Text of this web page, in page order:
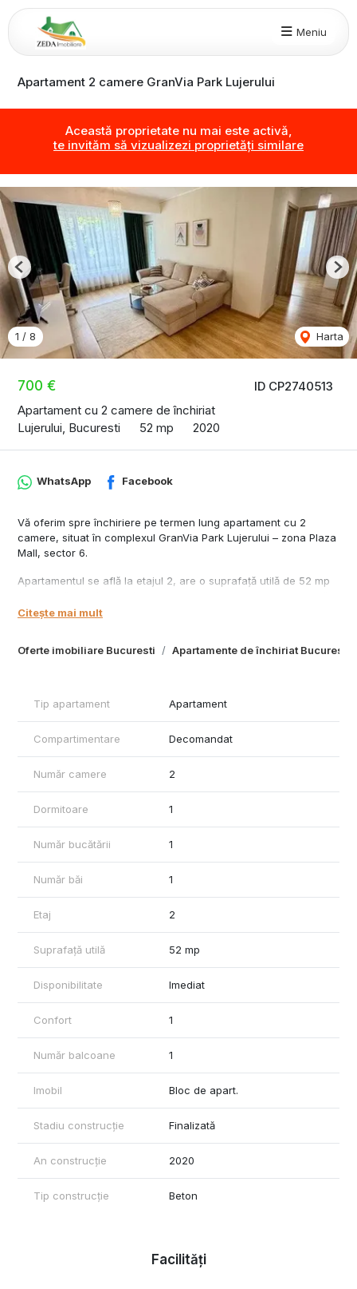
Meniu
Apartament 2 camere GranVia Park Lujerului
Această proprietate nu mai este activă,
te invităm să vizualizezi proprietăți similare
ID CP2740513
700 €
Apartament cu 2 camere de închiriat
Lujerului, Bucuresti
52 mp 2020
1 / 8 Harta
Previous
Oferte imobiliare Bucuresti Apartamente de închiriat Bucuresti
WhatsApp Facebook
Vă oferim spre închiriere pe termen lung apartament cu 2
camere, situat în complexul GranVia Park Lujerului – zona Plaza
Mall, sector 6.
Apartamentul se află la etajul 2, are o suprafață utilă de 52 mp
pentru mutare imediată.
- Plită pe gaz, hotă, cuptor electric, cuptor cu microunde
Parcare:
Se poate închiria separat un loc de parcare la prețul de 70
EUR/lună.
anunț.
Citește mai mult
Tip apartament Apartament
Compartimentare Decomandat
Număr camere 2
Dormitoare 1
Număr bucătării 1
Număr băi 1
Etaj 2
Suprafață utilă 52 mp
Disponibilitate Imediat
Confort 1
Număr balcoane 1
Imobil Bloc de apart.
Stadiu construcție Finalizată
An construcție 2020
Tip construcție Beton
Facilități